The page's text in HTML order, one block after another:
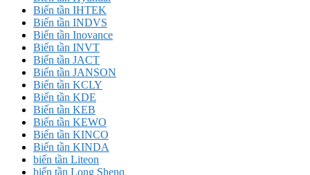
Biến tần IHTEK
Biến tần INDVS
Biến tần Inovance
Biến tần INVT
Biến tần JACT
Biến tần JANSON
Biến tần KCLY
Biến tần KDE
Biến tần KEB
Biến tần KEWO
Biến tần KINCO
Biến tần KINDA
biến tần Liteon
biến tần Long Shenq